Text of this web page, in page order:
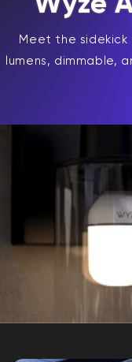
Meet the
lumens, dimmable,